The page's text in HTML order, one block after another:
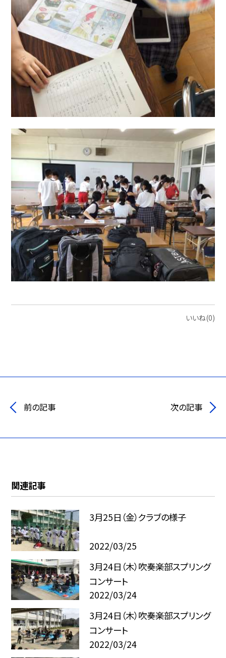
いいね(0)
前の記事 次の記事
関連記事
3月25日（金）クラブの様子
2022/03/25
3月24日（木）吹奏楽部スプリング
コンサート
2022/03/24
3月24日（木）吹奏楽部スプリング
コンサート
2022/03/24